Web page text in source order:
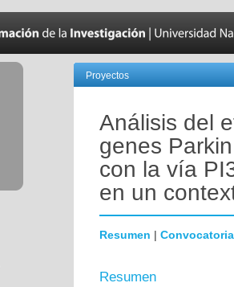
Proyectos
Análisis del
genes
con la vía
en un
Resumen | Convocatoria
Resumen